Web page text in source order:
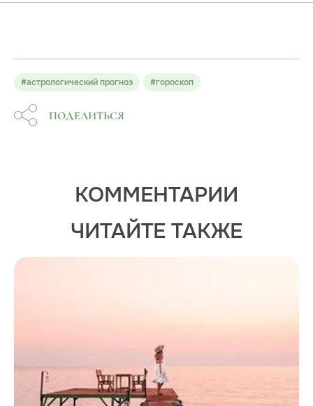
#астрологический прогноз #гороскоп
ПОДЕЛИТЬСЯ
КОММЕНТАРИИ
ЧИТАЙТЕ ТАКЖЕ